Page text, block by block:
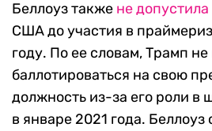
Беллоуз также не допустила
США до участия в
году. По ее словам, Трамп
баллотироваться на свою
должность из-за его роли в
в январе 2021 года. Беллоуз